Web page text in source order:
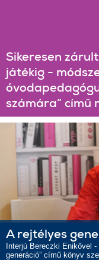
Sikeresen
játékig -
számára” című
A rejtélyes
Interjú Bereczki Enikővel
generáció” című könyv